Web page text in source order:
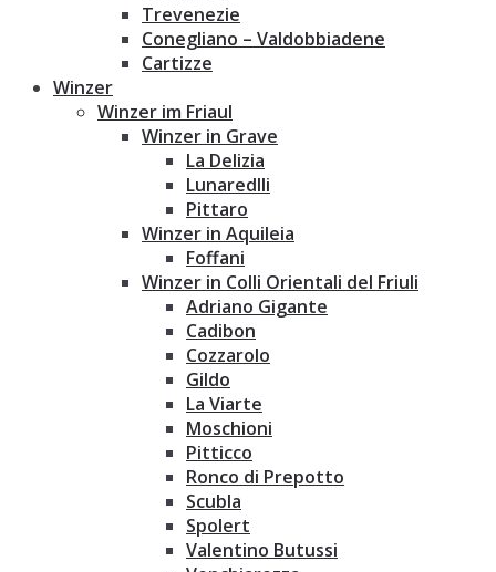
Trevenezie
Conegliano – Valdobbiadene
Cartizze
Winzer
Winzer im Friaul
Winzer in Grave
La Delizia
Lunaredlli
Pittaro
Winzer in Aquileia
Foffani
Winzer in Colli Orientali del Friuli
Adriano Gigante
Cadibon
Cozzarolo
Gildo
La Viarte
Moschioni
Pitticco
Ronco di Prepotto
Scubla
Spolert
Valentino Butussi